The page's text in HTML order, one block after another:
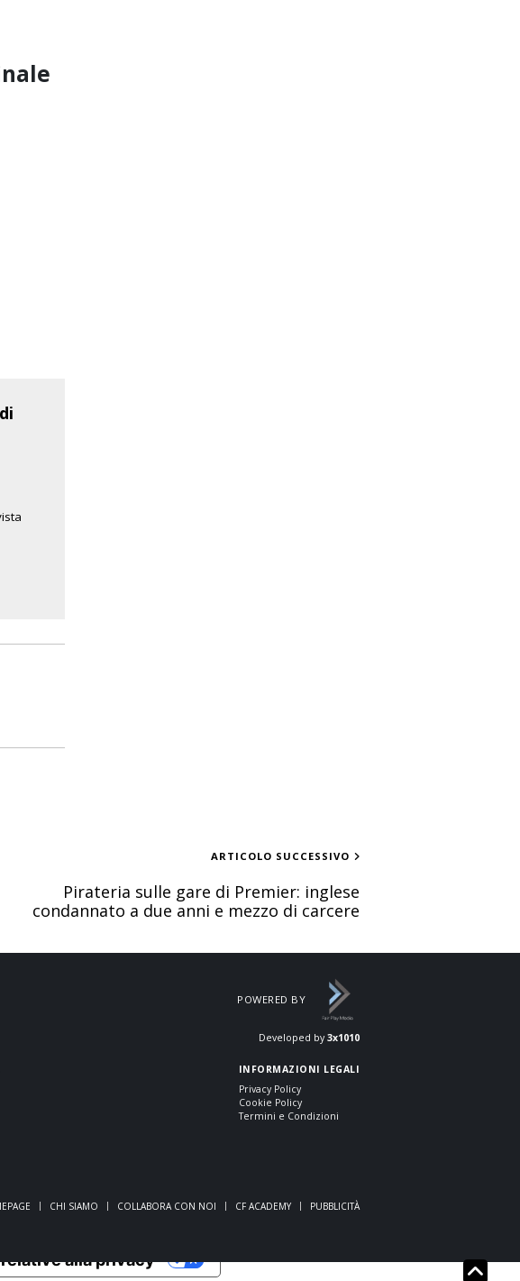
ARTICOLO SUCCESSIVO
Pirateria sulle gare di Premier: inglese
condannato a due anni e mezzo di carcere
POWERED BY
Developed by 3x1010
INFORMAZIONI LEGALI
Privacy Policy
Cookie Policy
Termini e Condizioni
CHI SIAMO COLLABORA CON NOI CF ACADEMY PUBBLICITÀ
alla privacy